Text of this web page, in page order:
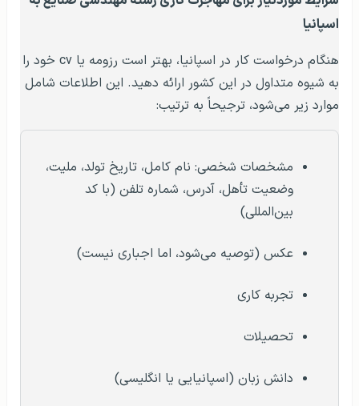
اسپانیا
هنگام درخواست کار در اسپانیا، بهتر است رزومه یا cv خود را
به شیوه متداول در این کشور ارائه دهید. این اطلاعات شامل
موارد زیر می‌شود، ترجیحاً به ترتیب:
مشخصات شخصی: نام کامل، تاریخ تولد، ملیت،
وضعیت تأهل، آدرس، شماره تلفن (با کد
بین‌المللی)
عکس (توصیه می‌شود، اما اجباری نیست)
تجربه کاری
تحصیلات
دانش زبان (اسپانیایی یا انگلیسی)